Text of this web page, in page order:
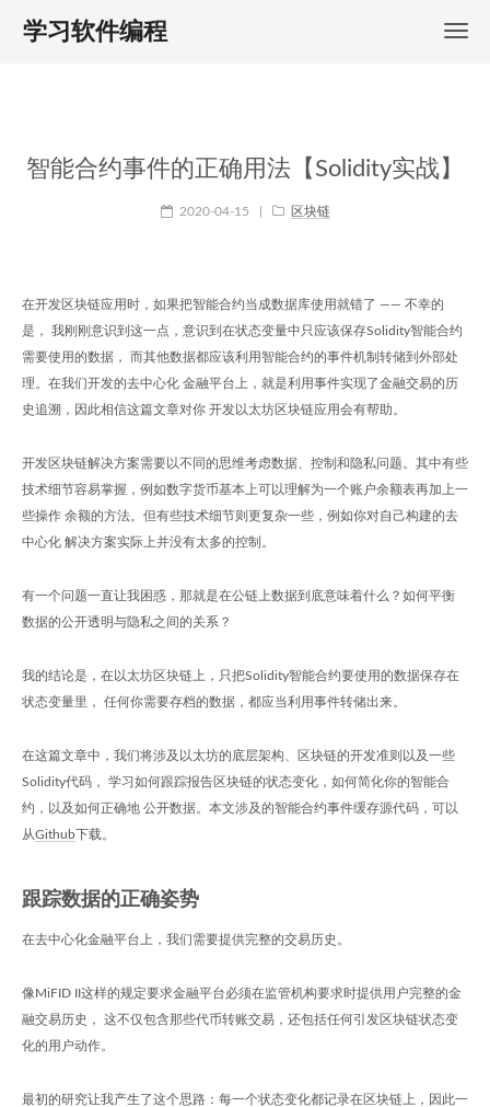
学习软件编程
智能合约事件的正确用法【Solidity实战】
2020-04-15 区块链
在开发区块链应用时，如果把智能合约当成数据库使用就错了 —— 不幸的
是， 我刚刚意识到这一点，意识到在状态变量中只应该保存Solidity智能合约
需要使用的数据， 而其他数据都应该利用智能合约的事件机制转储到外部处
理。在我们开发的去中心化 金融平台上，就是利用事件实现了金融交易的历
史追溯，因此相信这篇文章对你 开发以太坊区块链应用会有帮助。
开发区块链解决方案需要以不同的思维考虑数据、控制和隐私问题。其中有些
技术细节容易掌握，例如数字货币基本上可以理解为一个账户余额表再加上一
些操作 余额的方法。但有些技术细节则更复杂一些，例如你对自己构建的去
中心化 解决方案实际上并没有太多的控制。
有一个问题一直让我困惑，那就是在公链上数据到底意味着什么？如何平衡
数据的公开透明与隐私之间的关系？
我的结论是，在以太坊区块链上，只把Solidity智能合约要使用的数据保存在
状态变量里， 任何你需要存档的数据，都应当利用事件转储出来。
在这篇文章中，我们将涉及以太坊的底层架构、区块链的开发准则以及一些
Solidity代码， 学习如何跟踪报告区块链的状态变化，如何简化你的智能合
约，以及如何正确地 公开数据。本文涉及的智能合约事件缓存源代码，可以
从Github下载。
跟踪数据的正确姿势
在去中心化金融平台上，我们需要提供完整的交易历史。
像MiFID II这样的规定要求金融平台必须在监管机构要求时提供用户完整的金
融交易历史， 这不仅包含那些代币转账交易，还包括任何引发区块链状态变
化的用户动作。
最初的研究让我产生了这个思路：每一个状态变化都记录在区块链上，因此一